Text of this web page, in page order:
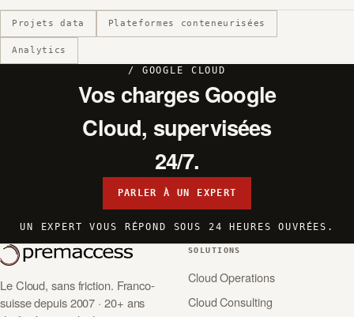
Projets data Plateformes conteneurisées
Analytics
/ GOOGLE CLOUD
Vos charges Google
Cloud, supervisées
24/7.
PARLER À UN EXPERT
UN EXPERT VOUS RÉPOND SOUS 24 HEURES OUVRÉES.
Le Cloud, sans friction. Franco-
suisse depuis 2007 · 20+ ans
SOLUTIONS
Cloud Operations
Cloud Consulting